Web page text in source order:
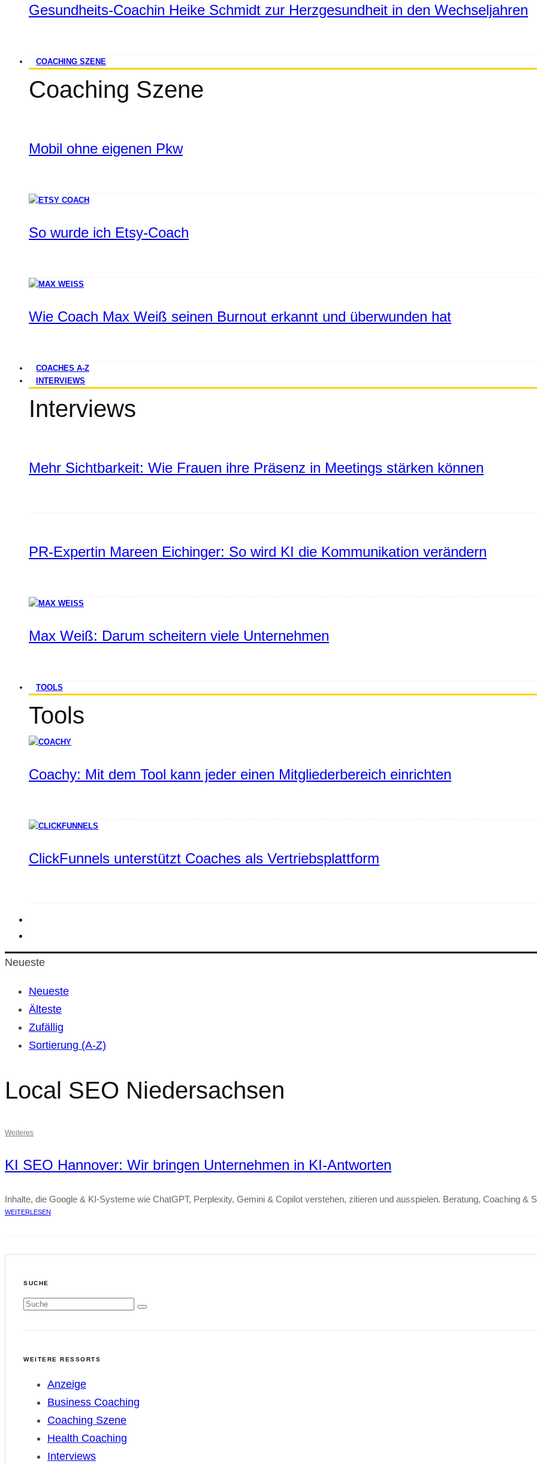
Gesundheits-Coachin Heike Schmidt zur Herzgesundheit in den Wechseljahren
COACHING SZENE
Coaching Szene
Mobil ohne eigenen Pkw
So wurde ich Etsy-Coach
Wie Coach Max Weiß seinen Burnout erkannt und überwunden hat
COACHES A-Z
INTERVIEWS
Interviews
Mehr Sichtbarkeit: Wie Frauen ihre Präsenz in Meetings stärken können
PR-Expertin Mareen Eichinger: So wird KI die Kommunikation verändern
Max Weiß: Darum scheitern viele Unternehmen
TOOLS
Tools
Coachy: Mit dem Tool kann jeder einen Mitgliederbereich einrichten
ClickFunnels unterstützt Coaches als Vertriebsplattform
Neueste
Neueste
Älteste
Zufällig
Sortierung (A-Z)
Local SEO Niedersachsen
Weiteres
KI SEO Hannover: Wir bringen Unternehmen in KI-Antworten
Inhalte, die Google & KI-Systeme wie ChatGPT, Perplexity, Gemini & Copilot verstehen, zitieren und ausspielen. Beratung, Coaching &
WEITERLESEN
SUCHE
WEITERE RESSORTS
Anzeige
Business Coaching
Coaching Szene
Health Coaching
Interviews